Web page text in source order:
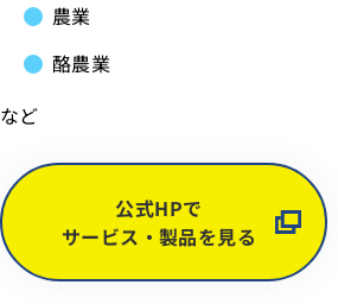
農業
酪農業
など
公式HPで
サービス・製品を見る